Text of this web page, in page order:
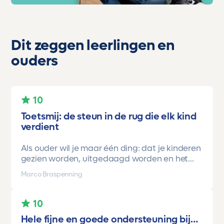
Dit zeggen leerlingen en
ouders
10
Toetsmij: de steun in de rug die elk kind
verdient
Als ouder wil je maar één ding: dat je kinderen
gezien worden, uitgedaagd worden en het
vertrouwen krijgen dat ze méér kunnen dan ze
zelf soms denken. Voor ons is Toetsmij daarin
Onze oudste dochter begon ooit op mavo-
kader. Een lieve, slimme meid, maar soms
Marco Braspenning
10
Hele fijne en goede ondersteuning bij…